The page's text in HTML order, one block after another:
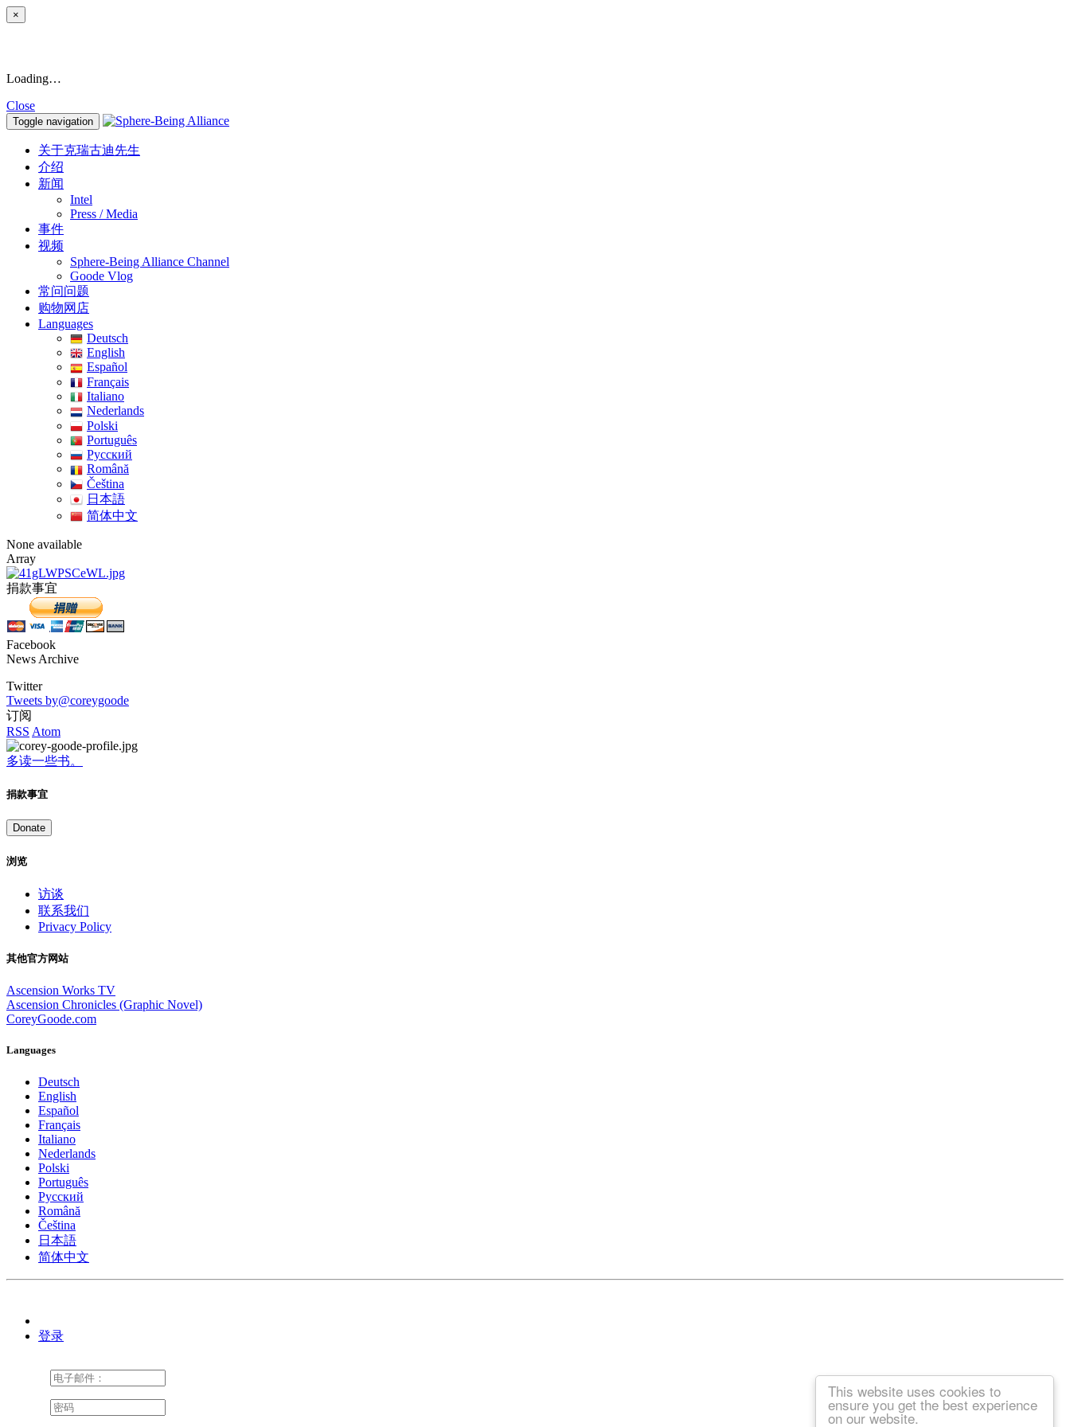
This website uses cookies to
ensure you get the best experience
on our website.
×
Loading…
Close
Toggle navigation
关于克瑞古迪先生
介绍
新闻
Intel
Press / Media
事件
视频
Sphere-Being Alliance Channel
Goode Vlog
常问问题
购物网店
Languages
Deutsch
English
Español
Français
Italiano
Nederlands
Polski
Português
Pусский
Română
Čeština
日本語
简体中文
None available
Array
捐款事宜
Facebook
News Archive
Twitter
Tweets by@coreygoode
订阅
RSS Atom
多读一些书。
捐款事宜
Donate
浏览
访谈
联系我们
Privacy Policy
其他官方网站
Ascension Works TV
Ascension Chronicles (Graphic Novel)
CoreyGoode.com
Languages
Deutsch
English
Español
Français
Italiano
Nederlands
Polski
Português
Pусский
Română
Čeština
日本語
简体中文
登录